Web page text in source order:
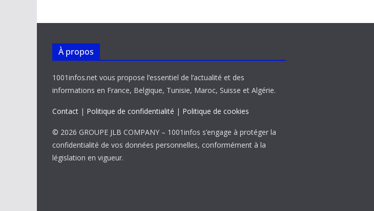
k p k
À propos
1001infos.net vous propose l’essentiel de l’actualité et des
informations en France, Belgique, Tunisie, Maroc, Suisse et Algérie.
Contact | Politique de confidentialité | Politique de cookies
© 2026 GROUPE JLB COMPANY – 1001infos s’engage à protéger la
confidentialité de vos données personnelles, conformément à la
législation en vigueur.